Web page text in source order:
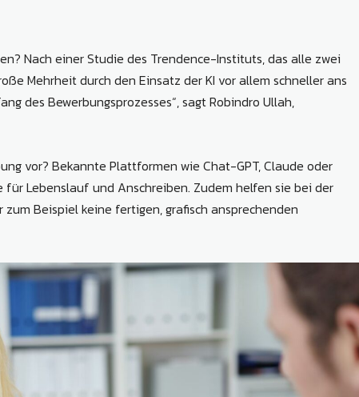
Nach einer Studie des Trendence-Instituts, das alle zwei
Mehrheit durch den Einsatz der KI vor allem schneller ans
des Bewerbungsprozesses“, sagt Robindro Ullah,
vor? Bekannte Plattformen wie Chat-GPT, Claude oder
Lebenslauf und Anschreiben. Zudem helfen sie bei der
Beispiel keine fertigen, grafisch ansprechenden